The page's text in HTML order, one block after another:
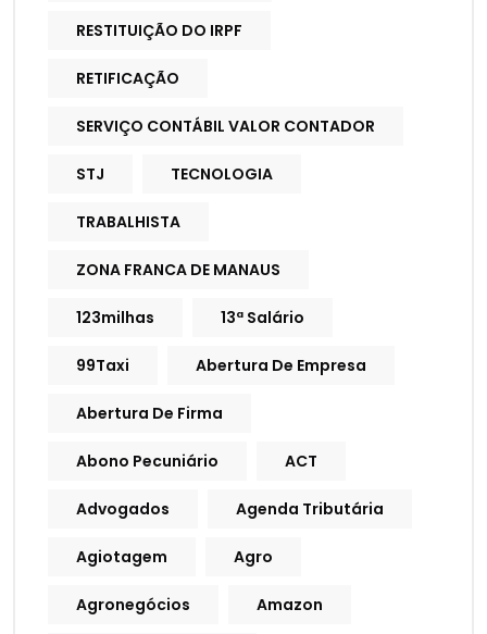
RESTITUIÇÃO DO IRPF
RETIFICAÇÃO
SERVIÇO CONTÁBIL VALOR CONTADOR
STJ TECNOLOGIA
TRABALHISTA
ZONA FRANCA DE MANAUS
123milhas 13ª Salário
99Taxi Abertura De Empresa
Abertura De Firma
Abono Pecuniário ACT
Advogados Agenda Tributária
Agiotagem Agro
Agronegócios Amazon